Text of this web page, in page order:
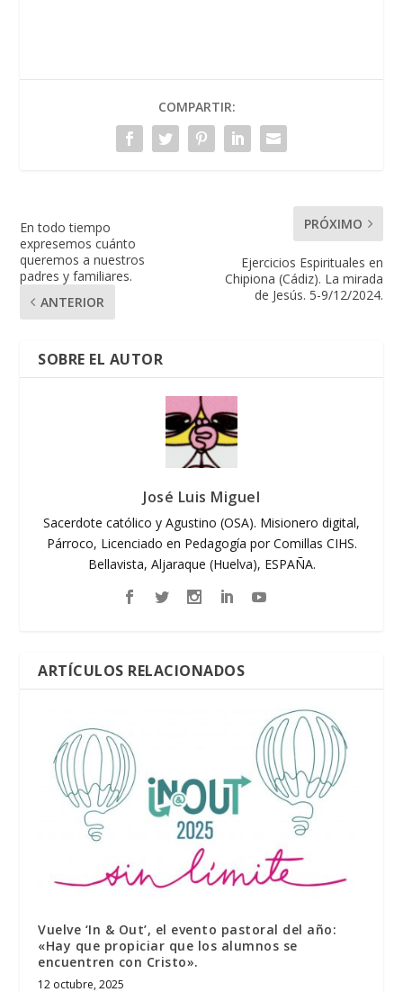
COMPARTIR:
En todo tiempo
expresemos cuánto
queremos a nuestros
padres y familiares.
ANTERIOR
PRÓXIMO
Ejercicios Espirituales en
Chipiona (Cádiz). La mirada
de Jesús. 5-9/12/2024.
SOBRE EL AUTOR
José Luis Miguel
Sacerdote católico y Agustino (OSA). Misionero digital,
Párroco, Licenciado en Pedagogía por Comillas CIHS.
Bellavista, Aljaraque (Huelva), ESPAÑA.
ARTÍCULOS RELACIONADOS
Vuelve ‘In & Out’, el evento pastoral del año:
«Hay que propiciar que los alumnos se
encuentren con Cristo».
12 octubre, 2025